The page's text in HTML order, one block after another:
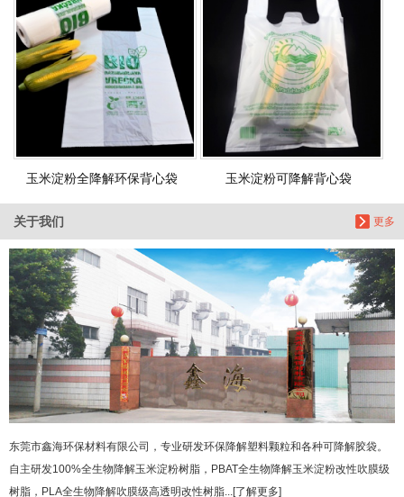
玉米淀粉全降解环保背心袋 玉米淀粉可降解背心袋
更多
关于我们
东莞市鑫海环保材料有限公司，专业研发环保降解塑料颗粒和各种可降解胶袋。
自主研发100%全生物降解玉米淀粉树脂，PBAT全生物降解玉米淀粉改性吹膜级
树脂，PLA全生物降解吹膜级高透明改性树脂...[了解更多]